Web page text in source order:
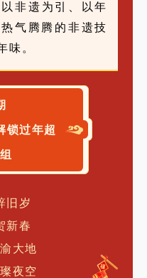
非遗为引、以年
气腾腾的非遗技
味。
锁过年超
旧岁
新春
大地
夜空